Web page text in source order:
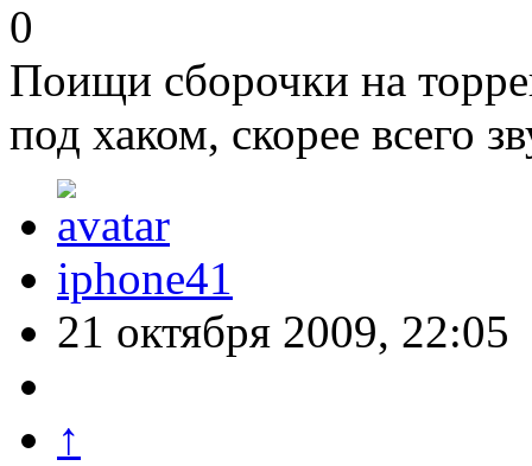
0
Поищи сборочки на
под хаком, скорее всего
iphone41
21 октября 2009, 22:05
↑